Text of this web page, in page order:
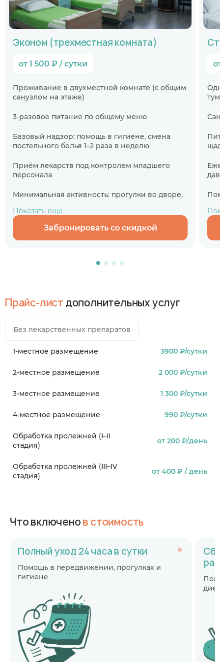
Эконом (трехместная комната)
от 1 500 ₽ / сутки
Проживание в двухместной комнате (с общим
санузлом на этаже)
3-разовое питание по общему меню
Базовый надзор: помощь в гигиене, смена
постельного белья 1–2 раза в неделю
Приём лекарств под контролем младшего
персонала
Минимальная активность: прогулки во дворе,
Вызов врача — только по острой
необходимости
Показать еще
Забронировать со скидкой
Прайс-лист дополнительных услуг
Без лекарственных препаратов
1-местное размещение 3900 ₽/сутки
2-местное размещение 2 000 ₽/сутки
3-местное размещение 1 300 ₽/сутки
4-местное размещение 990 ₽/сутки
Обработка пролежней (I–II
стадия)
от 200 ₽/день
Обработка пролежней (III–IV
стадия)
от 400 ₽ / день
Что включенов стоимость
Полный уход 24 часа в сутки
Помощь в передвижении, прогулках и
гигиене